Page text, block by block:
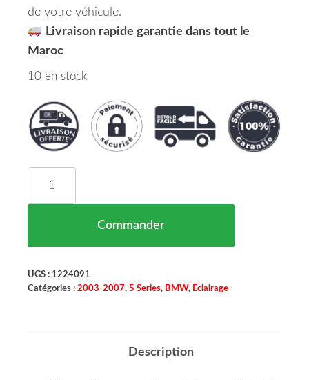
de votre véhicule.
Livraison rapide garantie dans tout le
Maroc
10 en stock
Commander
UGS : 1224091
Catégories : 2003-2007, 5 Series, BMW, Eclairage
Description